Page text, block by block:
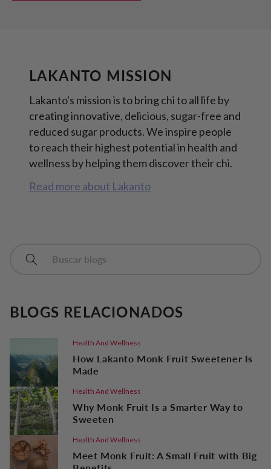
LAKANTO MISSION
Lakanto's mission is to bring chi to all life by
creating innovative, delicious, sugar-free and
reduced sugar products. We inspire people
to reach their highest potential in health and
wellness by helping them discover their chi.
Read more about Lakanto
BLOGS RELACIONADOS
Health And Wellness
How Lakanto Monk Fruit Sweetener Is
Made
Health And Wellness
Why Monk Fruit Is a Smarter Way to
Sweeten
Health And Wellness
Meet Monk Fruit: A Small Fruit with Big